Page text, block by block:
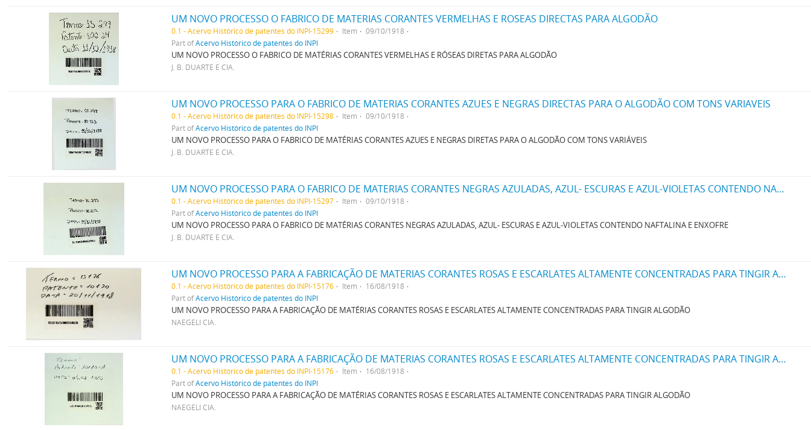
UM NOVO PROCESSO O FABRICO DE MATERIAS CORANTES VERMELHAS E ROSEAS DIRECTAS PARA ALGODÃO
0.1 - Acervo Histórico de patentes do INPI-15299 Item
09/10/1918
Part ofAcervo Histórico de patentes do INPI
UM NOVO PROCESSO O FABRICO DE MATÉRIAS CORANTES VERMELHAS E RÓSEAS DIRETAS PARA ALGODÃO
J. B. DUARTE E CIA.
UM NOVO PROCESSO PARA O FABRICO DE MATERIAS CORANTES AZUES E NEGRAS DIRECTAS PARA O ALGODÃO COM TONS VARIAVEIS
0.1 - Acervo Histórico de patentes do INPI-15298 Item
09/10/1918
Part ofAcervo Histórico de patentes do INPI
UM NOVO PROCESSO PARA O FABRICO DE MATÉRIAS CORANTES AZUES E NEGRAS DIRETAS PARA O ALGODÃO COM TONS VARIÁVEIS
J. B. DUARTE E CIA.
UM NOVO PROCESSO PARA O FABRICO DE MATERIAS CORANTES NEGRAS AZULADAS, AZUL- ESCURAS E AZUL-VIOLETAS CONTENDO NAPHTALINA E ENXOFRE
0.1 - Acervo Histórico de patentes do INPI-15297 Item
09/10/1918
Part ofAcervo Histórico de patentes do INPI
UM NOVO PROCESSO PARA O FABRICO DE MATÉRIAS CORANTES NEGRAS AZULADAS, AZUL- ESCURAS E AZUL-VIOLETAS CONTENDO NAFTALINA E ENXOFRE
J. B. DUARTE E CIA.
UM NOVO PROCESSO PARA A FABRICAÇÃO DE MATERIAS CORANTES ROSAS E ESCARLATES ALTAMENTE CONCENTRADAS PARA TINGIR ALGODÃO
0.1 - Acervo Histórico de patentes do INPI-15176 Item
16/08/1918
Part ofAcervo Histórico de patentes do INPI
UM NOVO PROCESSO PARA A FABRICAÇÃO DE MATÉRIAS CORANTES ROSAS E ESCARLATES ALTAMENTE CONCENTRADAS PARA TINGIR ALGODÃO
NAEGELI CIA.
UM NOVO PROCESSO PARA A FABRICAÇÃO DE MATERIAS CORANTES ROSAS E ESCARLATES ALTAMENTE CONCENTRADAS PARA TINGIR ALGODÃO
0.1 - Acervo Histórico de patentes do INPI-15176 Item
16/08/1918
Part ofAcervo Histórico de patentes do INPI
UM NOVO PROCESSO PARA A FABRICAÇÃO DE MATÉRIAS CORANTES ROSAS E ESCARLATES ALTAMENTE CONCENTRADAS PARA TINGIR ALGODÃO
NAEGELI CIA.